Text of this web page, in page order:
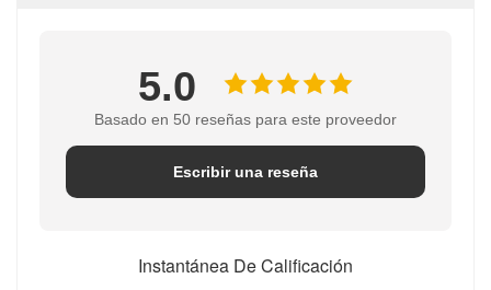
5.0
Basado en 50 reseñas para este proveedor
Escribir una reseña
Instantánea De Calificación